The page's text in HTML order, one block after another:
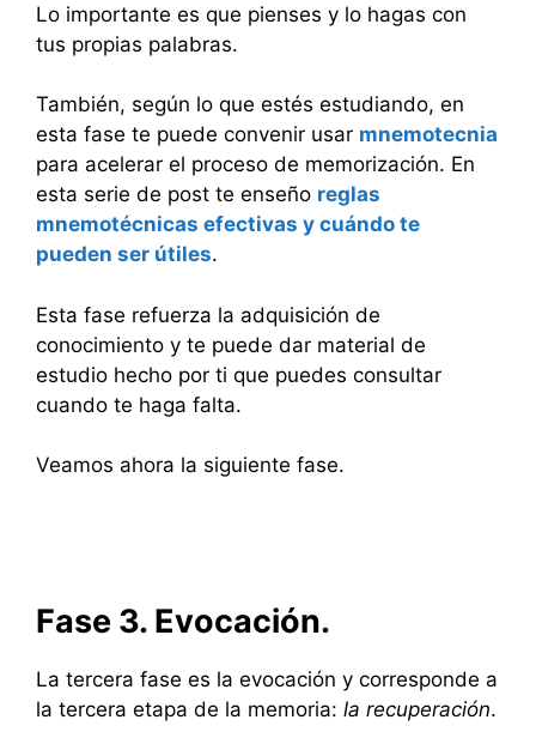
Lo importante es que pienses y lo hagas con
tus propias palabras.
También, según lo que estés estudiando, en
esta fase te puede convenir usar mnemotecnia
para acelerar el proceso de memorización. En
esta serie de post te enseño reglas
mnemotécnicas efectivas y cuándo te
pueden ser útiles.
Esta fase refuerza la adquisición de
conocimiento y te puede dar material de
estudio hecho por ti que puedes consultar
cuando te haga falta.
Veamos ahora la siguiente fase.
Fase 3. Evocación.
La tercera fase es la evocación y corresponde a
la tercera etapa de la memoria: la recuperación.